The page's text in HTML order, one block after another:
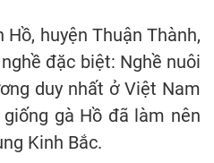
huyện Thuận Thành,
đặc biệt: Nghề nuôi
duy nhất ở Việt Nam
gà Hồ đã làm nên
Kinh Bắc.